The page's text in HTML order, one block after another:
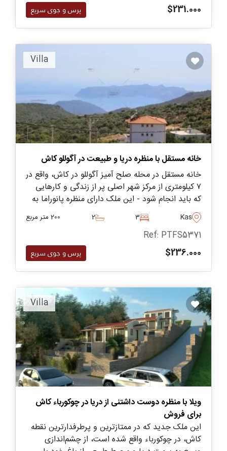
$231.000 پرس و جوی سریع
Villa
خانه مستقل با منظره دریا و طبیعت در آگوللو کاش
خانه مستقل در محله صلح آمیز آگوللو در کاش، واقع در
۷ کیلومتری از مرکز شهر اصلی پر از زندگی و کارهایی
که باید انجام شود - این ملک دارای منظره پانوراما به
سمت دریا و طبیعت اطراف آن برخوردار است.
Kas
3
2 200 متر مربع
Ref: PTFS5371
$236.000 پرس و جوی سریع
Villa
ویلا با منظره دوست داشتنی از دریا در چوکورباء کاش
برای فروش
این ملک جدید که در ممتازترین و پرطرفدارترین نقطه
کاش، در چوکورباء واقع شده است، از چشم‌اندازی